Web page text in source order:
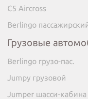
C5 Aircross
Berlingo
Грузовые
Berlingo грузо-пас.
Jumpy грузовой
Jumper шасси-кабина